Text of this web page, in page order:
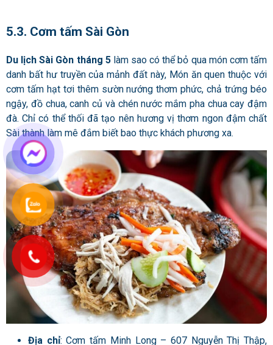
5.3. Cơm tấm Sài Gòn
Du lịch Sài Gòn tháng 5 làm sao có thể bỏ qua món cơm tấm
danh bất hư truyền của mảnh đất này, Món ăn quen thuộc với
cơm tấm hạt tơi thêm sườn nướng thơm phức, chả trứng béo
ngậy, đồ chua, canh củ và chén nước mắm pha chua cay đậm
đà. Chỉ có thể thối đã tạo nên hương vị thơm ngon đậm chất
Sài thành làm mê đắm biết bao thực khách phương xa.
Địa chỉ: Cơm tấm Minh Long – 607 Nguyễn Thị Thập,